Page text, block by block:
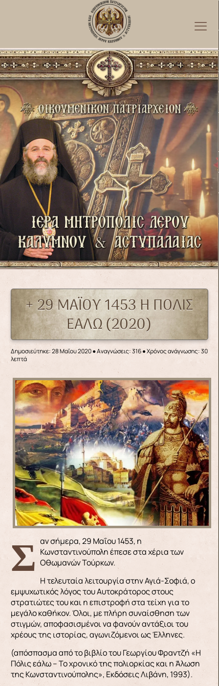
+ 29 ΜΑΪΟΥ 1453 Η ΠΟΛΙΣ
ΕΑΛΩ (2020)
Δημοσιεύτηκε: 28 Μαΐου 2020●Αναγνώσεις: 316● Χρόνος ανάγνωσης: 30
λεπτά
Σαν σήμερα, 29 Μαΐου 1453, η Κωνσταντινούπολη έπεσε στα χέρια των
Οθωμανών Τούρκων.
Η τελευταία λειτουργία στην Αγιά-Σοφιά, ο
εμψυχωτικός λόγος του Αυτοκράτορος στους
στρατιώτες του και η επιστροφή στα τείχη για το
μεγάλο καθήκον. Όλοι, με πλήρη συναίσθηση των
στιγμών, αποφασισμένοι να φανούν αντάξιοι του
χρέους της ιστορίας, αγωνιζόμενοι ως Έλληνες.
(απόσπασμα από το βιβλίο του Γεωργίου Φραντζή «Η
Πόλις εάλω – Το χρονικό της πολιορκίας και η Άλωση
της Κωνσταντινούπολης», Εκδόσεις Λιβάνη, 1993).